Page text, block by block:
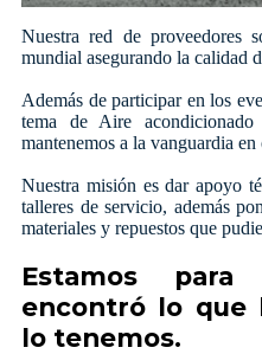
Nuestra red de proveedores
mundial asegurando la calidad
Además de participar en los
tema de Aire
mantenemos a la vanguardia
Nuestra misión es dar apoyo
talleres de servicio, además
materiales y repuestos que
Estamos
encontró lo que
lo tenemos.